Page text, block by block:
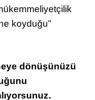
koyduğu”
dönüşünüzü